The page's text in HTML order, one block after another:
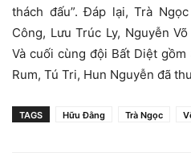
thách đấu”. Đáp lại, Trà
Công, Lưu Trúc Ly, Nguyễn
Và cuối cùng đội Bất Diệt
Rum, Tú Tri, Hun Nguyễn đã
TAGS Hữu Đằng Trà Ngọc